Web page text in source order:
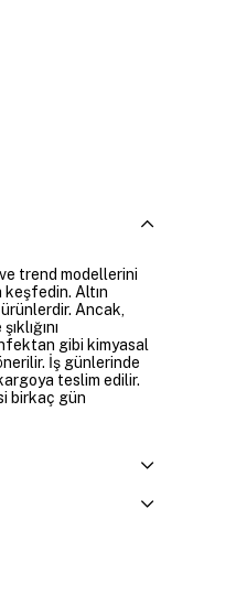
trend modellerini
keşfedin. Altın
Ancak,
gibi kimyasal
İş günlerinde
teslim edilir.
birkaç gün